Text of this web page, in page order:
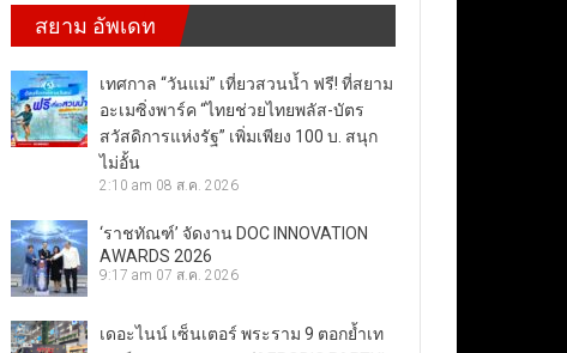
สยาม อัพเดท
เทศกาล “วันแม่” เที่ยวสวนน้ำ ฟรี! ที่สยาม
อะเมซิ่งพาร์ค “ไทยช่วยไทยพลัส-บัตร
สวัสดิการแห่งรัฐ” เพิ่มเพียง 100 บ. สนุก
ไม่อั้น
2:10 am 08 ส.ค. 2026
‘ราชทัณฑ์’ จัดงาน DOC INNOVATION
AWARDS 2026
9:17 am 07 ส.ค. 2026
เดอะไนน์ เซ็นเตอร์ พระราม 9 ตอกย้ำเท